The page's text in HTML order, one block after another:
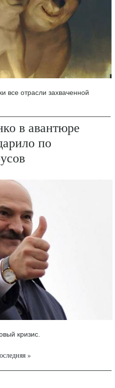
все отрасли захваченной
в авантюре
по
кризис.
»